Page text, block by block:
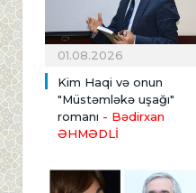
01.08.2026
Kim Haqi və onun
"Müstəmləkə uşağı"
romanı - Bədirxan
ƏHMƏDLİ